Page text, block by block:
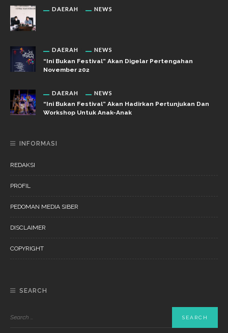
DAERAH NEWS
DAERAH NEWS
“Ini Bukan Festival” Akan Digelar Pertengahan
November 202
DAERAH NEWS
“Ini Bukan Festival” Akan Hadirkan Pertunjukan Dan
Workshop Untuk Anak-Anak
INFORMASI
REDAKSI
PROFIL
PEDOMAN MEDIA SIBER
DISCLAIMER
COPYRIGHT
SEARCH